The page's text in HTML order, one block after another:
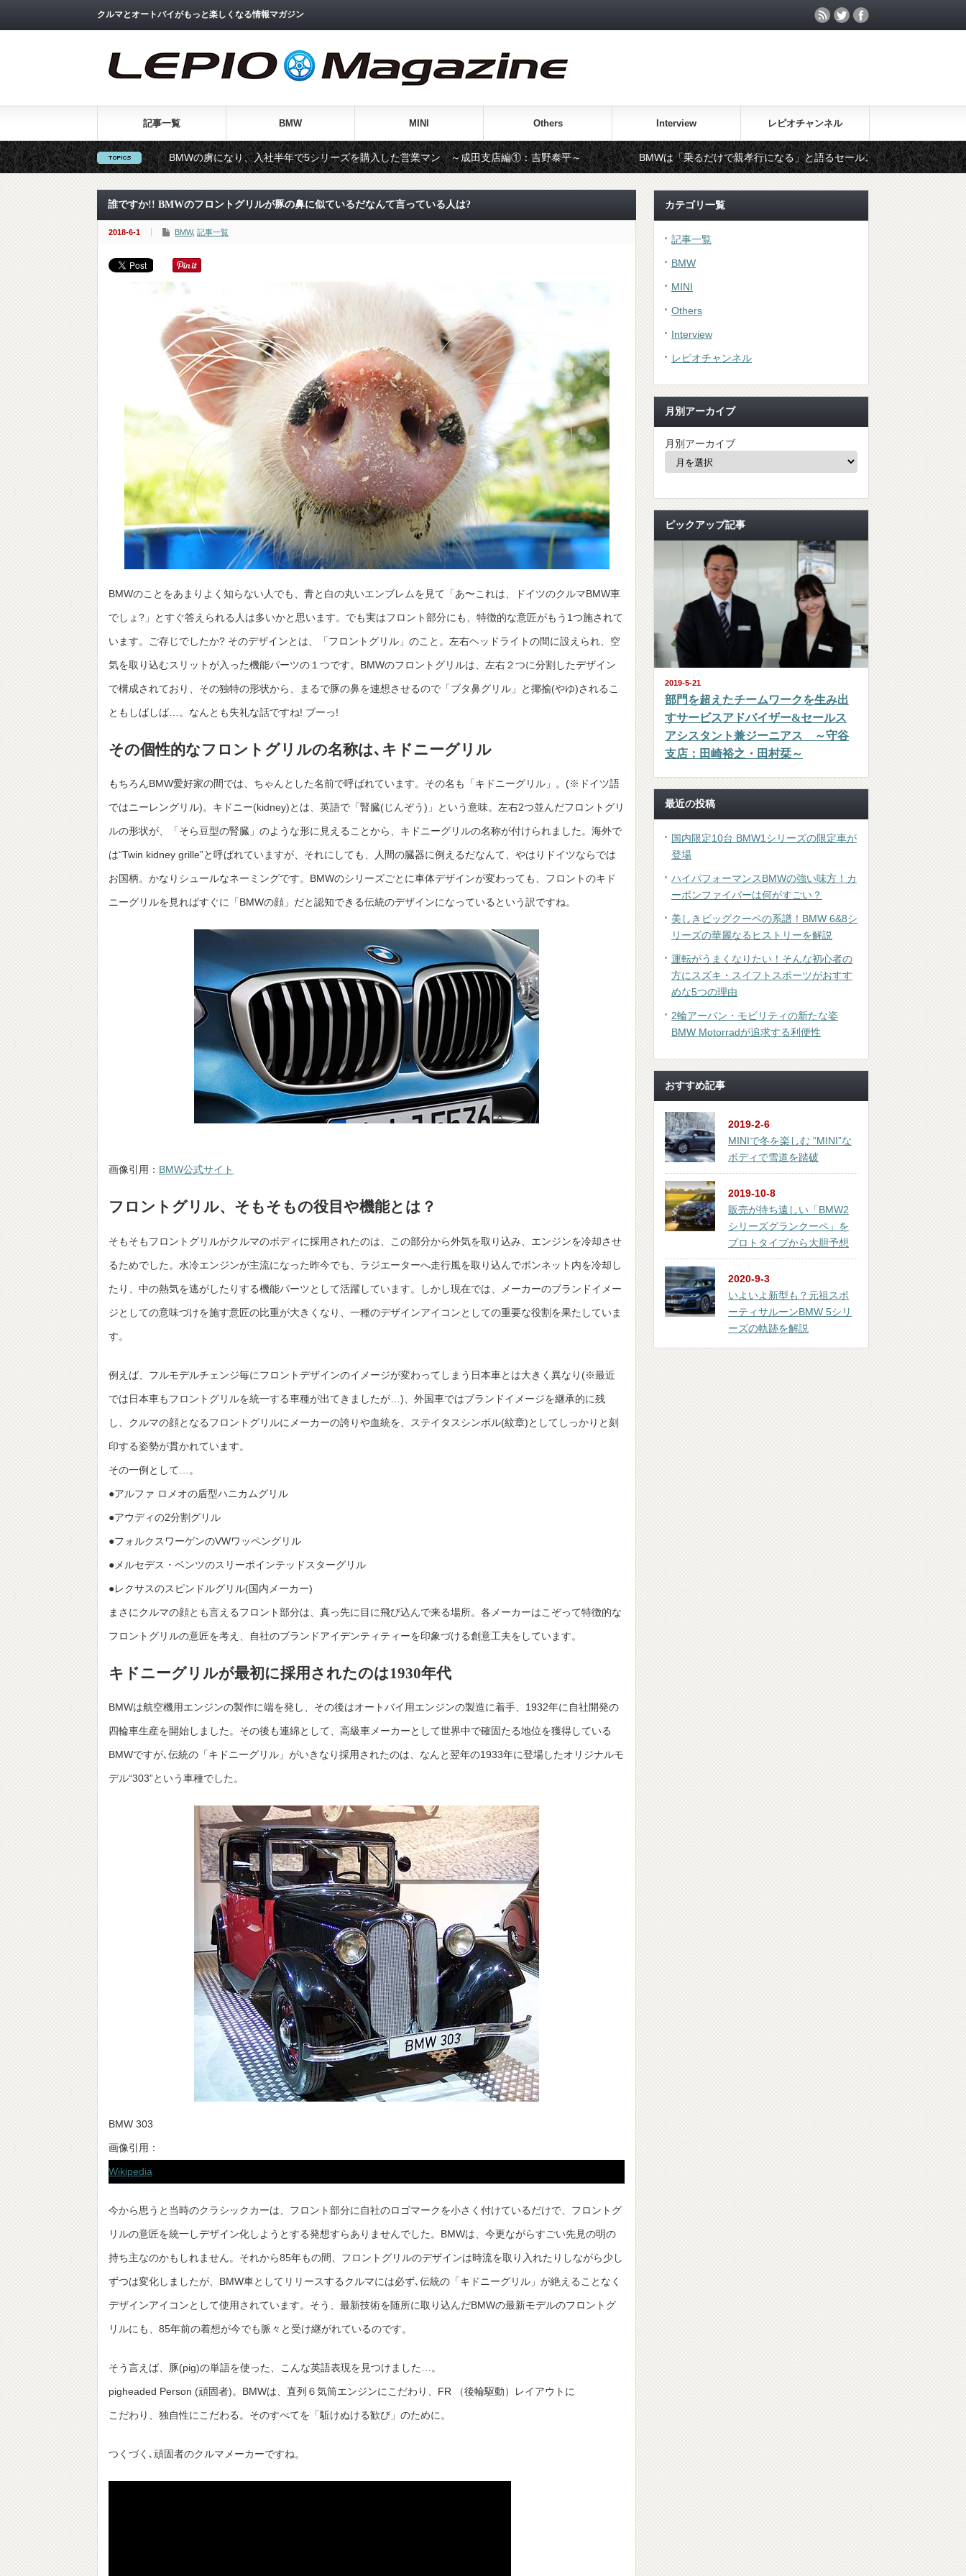
クルマとオートバイがもっと楽しくなる情報マガジン
記事一覧 BMW MINI Others Interview レピオチャンネル
篇①】 BMWの虜になり、入社半年で5シリーズを購入した営業マン ～成田支店編①：吉野泰平～ BMWは「乗るだけで親孝行になる」と語るセールスアシスタント ～土浦本店：坂本和
誰ですか!! BMWのフロントグリルが豚の鼻に似ているだなんて言っている人は?
2018-6-1 BMW, 記事一覧
BMWのことをあまりよく知らない人でも、青と白の丸いエンブレムを見て「あ〜これは、ドイツのクルマBMW車
でしょ?」とすぐ答えられる人は多いかと思います。でも実はフロント部分にも、特徴的な意匠がもう1つ施されて
います。ご存じでしたか? そのデザインとは、「フロントグリル」のこと。左右ヘッドライトの間に設えられ、空
気を取り込むスリットが入った機能パーツの１つです。BMWのフロントグリルは、左右２つに分割したデザイン
で構成されており、その独特の形状から、まるで豚の鼻を連想させるので「ブタ鼻グリル」と揶揄(やゆ)されるこ
ともしばしば…。なんとも失礼な話ですね! ブーっ!
その個性的なフロントグリルの名称は､キドニーグリル
もちろんBMW愛好家の間では、ちゃんとした名前で呼ばれています。その名も「キドニーグリル」。(※ドイツ語
ではニーレングリル)。キドニー(kidney)とは、英語で「腎臓(じんぞう)」という意味。左右2つ並んだフロントグリ
ルの形状が、「そら豆型の腎臓」のような形に見えることから、キドニーグリルの名称が付けられました。海外で
は“Twin kidney grille”と呼ばれていますが、それにしても、人間の臓器に例えるだなんて、やはりドイツならでは
お国柄。かなりシュールなネーミングです。BMWのシリーズごとに車体デザインが変わっても、フロントのキド
ニーグリルを見ればすぐに「BMWの顔」だと認知できる伝統のデザインになっているという訳ですね。
画像引用： BMW公式サイト
フロントグリル、そもそもの役目や機能とは？
そもそもフロントグリルがクルマのボディに採用されたのは、この部分から外気を取り込み、エンジンを冷却させ
るためでした。水冷エンジンが主流になった昨今でも、ラジエーターへ走行風を取り込んでボンネット内を冷却し
たり、中の熱気を逃がしたりする機能パーツとして活躍しています。しかし現在では、メーカーのブランドイメー
ジとしての意味づけを施す意匠の比重が大きくなり、一種のデザインアイコンとしての重要な役割を果たしていま
す。
例えば、フルモデルチェンジ毎にフロントデザインのイメージが変わってしまう日本車とは大きく異なり(※最近
では日本車もフロントグリルを統一する車種が出てきましたが…)、外国車ではブランドイメージを継承的に残
し、クルマの顔となるフロントグリルにメーカーの誇りや血統を、ステイタスシンボル(紋章)としてしっかりと刻
印する姿勢が貫かれています。
その一例として…。
●アルファ ロメオの盾型ハニカムグリル
●アウディの2分割グリル
●フォルクスワーゲンのVWワッペングリル
●メルセデス・ベンツのスリーポインテッドスターグリル
●レクサスのスピンドルグリル(国内メーカー)
まさにクルマの顔とも言えるフロント部分は、真っ先に目に飛び込んで来る場所。各メーカーはこぞって特徴的な
フロントグリルの意匠を考え、自社のブランドアイデンティティーを印象づける創意工夫をしています。
キドニーグリルが最初に採用されたのは1930年代
BMWは航空機用エンジンの製作に端を発し、その後はオートバイ用エンジンの製造に着手、1932年に自社開発の
四輪車生産を開始しました。その後も連綿として、高級車メーカーとして世界中で確固たる地位を獲得している
BMWですが､伝統の「キドニーグリル」がいきなり採用されたのは、なんと翌年の1933年に登場したオリジナルモ
デル“303”という車種でした。
BMW 303
画像引用：
Wikipedia
今から思うと当時のクラシックカーは、フロント部分に自社のロゴマークを小さく付けているだけで、フロントグ
リルの意匠を統一しデザイン化しようとする発想すらありませんでした。BMWは、今更ながらすごい先見の明の
持ち主なのかもしれません。それから85年もの間、フロントグリルのデザインは時流を取り入れたりしながら少し
ずつは変化しましたが、BMW車としてリリースするクルマには必ず､伝統の「キドニーグリル」が絶えることなく
デザインアイコンとして使用されています。そう、最新技術を随所に取り込んだBMWの最新モデルのフロントグ
リルにも、85年前の着想が今でも脈々と受け継がれているのです。
そう言えば、豚(pig)の単語を使った、こんな英語表現を見つけました…。
pigheaded Person (頑固者)。BMWは、直列６気筒エンジンにこだわり、FR （後輪駆動）レイアウトに
こだわり、独自性にこだわる。そのすべてを「駈けぬける歓び」のために。
つくづく､頑固者のクルマメーカーですね。
カテゴリ一覧
記事一覧
BMW
MINI
Others
Interview
レピオチャンネル
月別アーカイブ
月別アーカイブ
ピックアップ記事
2019-5-21
部門を超えたチームワークを生み出
すサービスアドバイザー&セールス
アシスタント兼ジーニアス ～守谷
支店：田崎裕之・田村栞～
最近の投稿
国内限定10台 BMW1シリーズの限定車が
登場
ハイパフォーマンスBMWの強い味方！カ
ーボンファイバーは何がすごい？
美しきビッグクーペの系譜！BMW 6&8シ
リーズの華麗なるヒストリーを解説
運転がうまくなりたい！そんな初心者の
方にスズキ・スイフトスポーツがおすす
めな5つの理由
2輪アーバン・モビリティの新たな姿
BMW Motorradが追求する利便性
おすすめ記事
2019-2-6
MINIで冬を楽しむ “MINI”な
ボディで雪道を踏破
2019-10-8
販売が待ち遠しい「BMW2
シリーズグランクーペ」を
プロトタイプから大胆予想
2020-9-3
いよいよ新型も？元祖スポ
ーティサルーンBMW 5シリ
ーズの軌跡を解説